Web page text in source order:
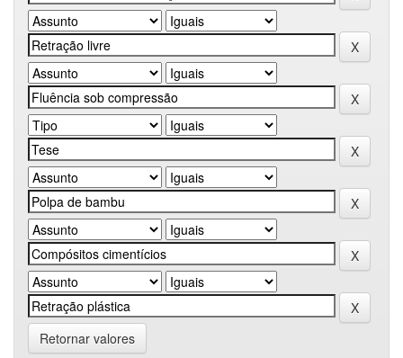
Retornar valores